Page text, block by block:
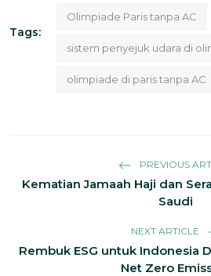
Tags:
Olimpiade Paris tanpa AC
sistem penyejuk udara di
olimpiade di paris tanpa AC
PREVIOUS
Kematian Jamaah Haji dan
Saudi
NEXT ARTICLE
Rembuk ESG untuk Indonesia
Net Zero